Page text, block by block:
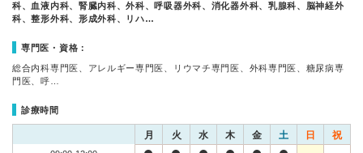
科、血液内科、腎臓内科、外科、呼吸器外科、消化器外科、乳腺科、脳神経外
科、整形外科、形成外科、リハ…
専門医・資格：
総合内科専門医、アレルギー専門医、リウマチ専門医、外科専門医、糖尿病専
門医、呼…
診療時間
月 火 水 木 金 土 日 祝